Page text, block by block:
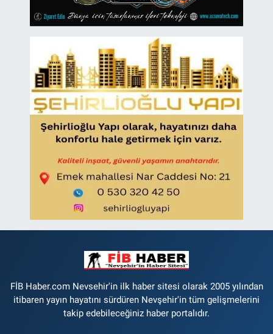
FİB Haber.com Nevsehir'in ilk haber sitesi olarak 2005 yılından
itibaren yayın hayatını sürdüren Nevşehir'in tüm gelişmelerini
takip edebileceğiniz haber portalıdır.